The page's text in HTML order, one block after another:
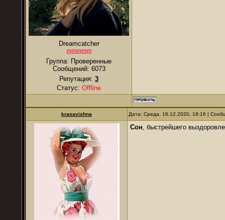
Dreamcatcher
Группа: Проверенные
Сообщений: 6073
Репутация: 3
Статус: Offline
krasavishna Дата: Среда, 16.12.2020, 18:16 |
Сон, быстрейшего